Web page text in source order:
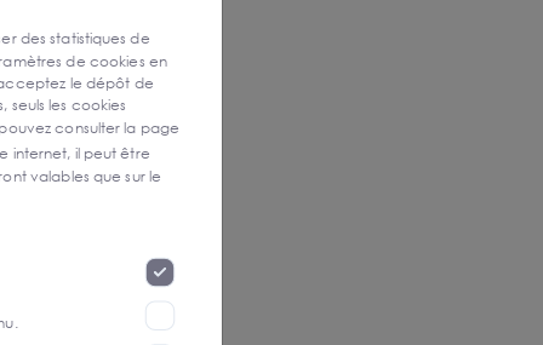
des statistiques de
de cookies en
le dépôt de
seuls les cookies
consulter la page
internet, il peut être
valables que sur le